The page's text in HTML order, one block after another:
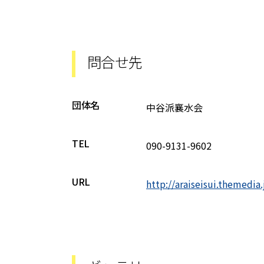
問合せ先
団体名 中谷派襄水会
TEL 090-9131-9602
URL http://